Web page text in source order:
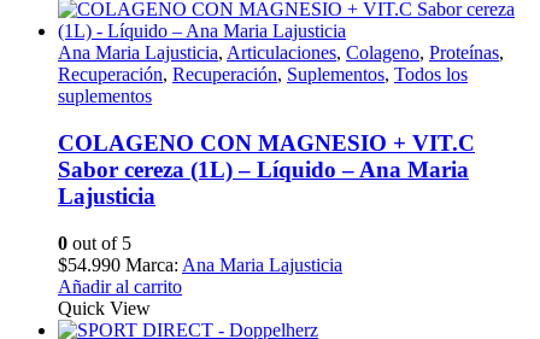
Ana Maria Lajusticia, Articulaciones, Colageno, Proteínas,
Recuperación, Recuperación, Suplementos, Todos los
suplementos
COLAGENO CON MAGNESIO + VIT.C
Sabor cereza (1L) – Líquido – Ana Maria
Lajusticia
0 out of 5
$54.990 Marca: Ana Maria Lajusticia
Añadir al carrito
Quick View